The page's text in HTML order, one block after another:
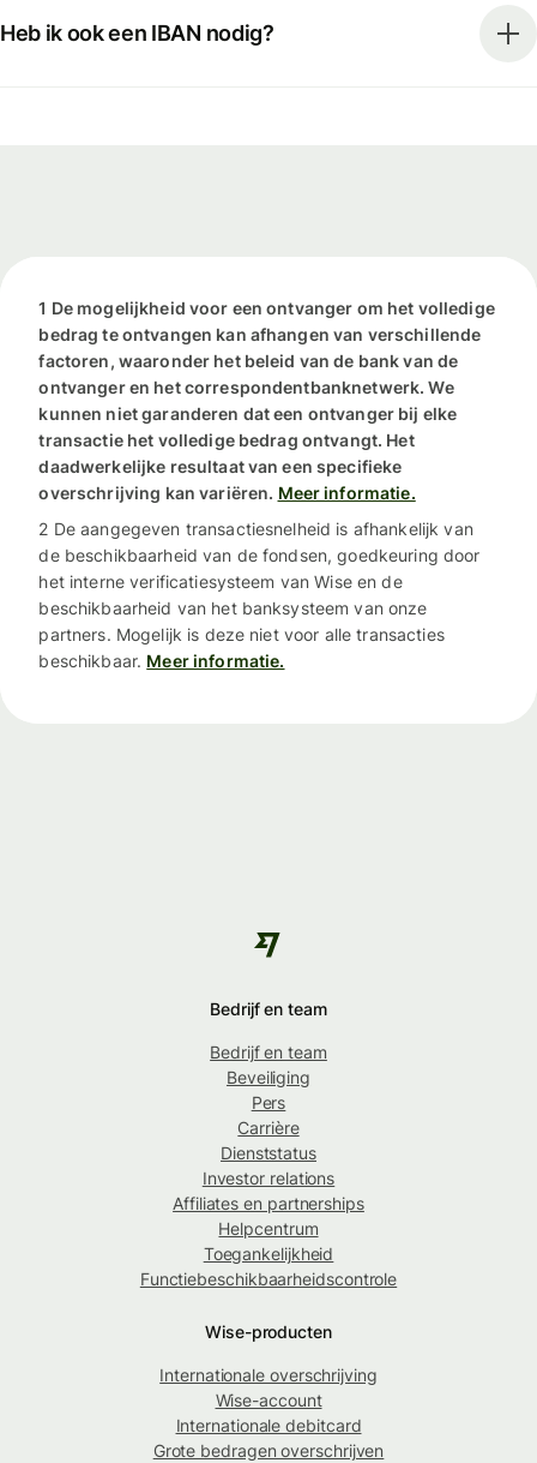
Heb ik ook een IBAN nodig?
1 De mogelijkheid voor een ontvanger om het volledige
bedrag te ontvangen kan afhangen van verschillende
factoren, waaronder het beleid van de bank van de
ontvanger en het correspondentbanknetwerk. We
kunnen niet garanderen dat een ontvanger bij elke
transactie het volledige bedrag ontvangt. Het
daadwerkelijke resultaat van een specifieke
overschrijving kan variëren. Meer informatie.
2 De aangegeven transactiesnelheid is afhankelijk van
de beschikbaarheid van de fondsen, goedkeuring door
het interne verificatiesysteem van Wise en de
beschikbaarheid van het banksysteem van onze
partners. Mogelijk is deze niet voor alle transacties
beschikbaar. Meer informatie.
Bedrijf en team
Bedrijf en team
Beveiliging
Pers
Carrière
Dienststatus
Investor relations
Affiliates en partnerships
Helpcentrum
Toegankelijkheid
Functiebeschikbaarheidscontrole
Wise-producten
Internationale overschrijving
Wise-account
Internationale debitcard
Grote bedragen overschrijven